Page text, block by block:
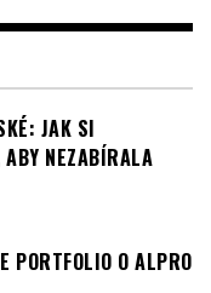
JAK SI
ABY NEZABÍRALA
PORTFOLIO O ALPRO